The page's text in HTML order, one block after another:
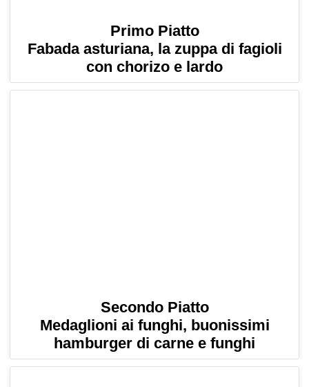
Primo Piatto
Fabada asturiana, la zuppa di fagioli
con chorizo e lardo
Secondo Piatto
Medaglioni ai funghi, buonissimi
hamburger di carne e funghi